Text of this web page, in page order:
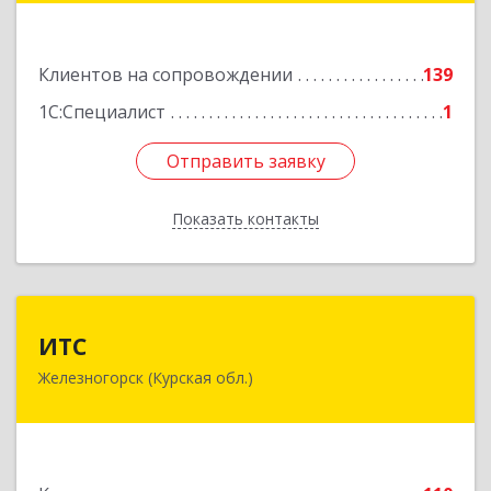
Клиентов на сопровождении
139
1С:Специалист
1
Отправить заявку
Показать контакты
Отправить заявку
Назад
ИТС
Железногорск (Курская обл.)
307178, Курская обл, Железногорск г,